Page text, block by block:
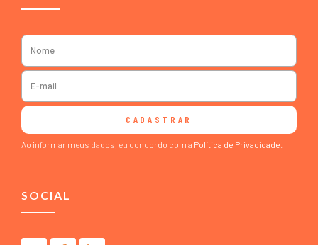
CADASTRAR
Ao informar meus dados, eu concordo com a Política de Privacidade
SOCIAL